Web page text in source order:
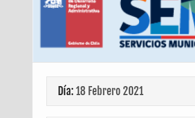
Día:18 Febrero 2021